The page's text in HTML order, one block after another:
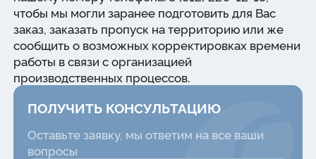
чтобы мы могли заранее подготовить для Вас
заказ, заказать пропуск на территорию или же
сообщить о возможных корректировках времени
работы в связи с организацией
производственных процессов.
ПОЛУЧИТЬ КОНСУЛЬТАЦИЮ
Оставьте заявку, мы ответим на все ваши
вопросы